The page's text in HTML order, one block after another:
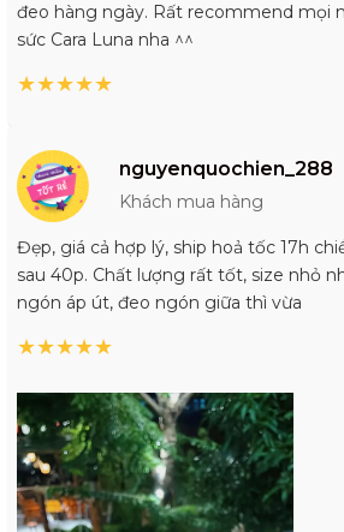
đeo hàng ngày. Rất recommend mọi
sức Cara Luna nha ^^
★★★★★
nguyenquochien_288
Khách mua hàng
Đẹp, giá cả hợp lý, ship hoả tốc 17h
sau 40p. Chất lượng rất tốt, size nhỏ
ngón áp út, đeo ngón giữa thì vừa
★★★★★